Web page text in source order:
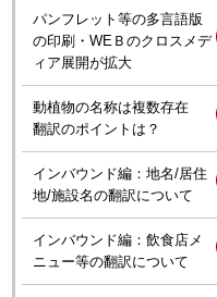
パンフレット等の多言語版
の印刷・WEＢのクロスメデ
ィア展開が拡大
動植物の名称は複数存在
翻訳のポイントは？
インバウンド編：地名/居住
地/施設名の翻訳について
インバウンド編：飲食店メ
ニュー等の翻訳について